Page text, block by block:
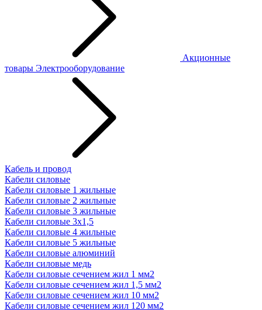
Акционные
товары Электрооборудование
Кабель и провод
Кабели силовые
Кабели силовые 1 жильные
Кабели силовые 2 жильные
Кабели силовые 3 жильные
Кабели силовые 3х1,5
Кабели силовые 4 жильные
Кабели силовые 5 жильные
Кабели силовые алюминий
Кабели силовые медь
Кабели силовые сечением жил 1 мм2
Кабели силовые сечением жил 1,5 мм2
Кабели силовые сечением жил 10 мм2
Кабели силовые сечением жил 120 мм2